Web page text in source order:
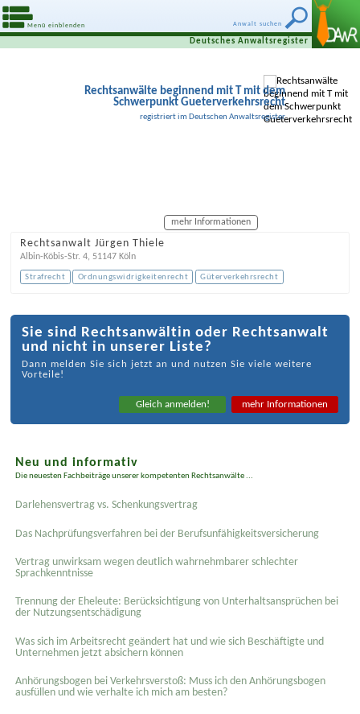
Anwalt suchen
Menü einblenden
Deutsches Anwaltsregister
Rechtsanwälte beginnend mit T mit dem
Schwerpunkt Gueterverkehrsrecht
registriert im Deutschen Anwaltsregister
mehr Informationen
Rechtsanwalt Jürgen Thiele
Albin-Köbis-Str. 4, 51147 Köln
Strafrecht Ordnungswidrigkeitenrecht Güterverkehrsrecht
Sie sind Rechtsanwältin oder Rechtsanwalt
und nicht in unserer Liste?
Dann melden Sie sich jetzt an und nutzen Sie viele weitere
Vorteile!
Gleich anmelden! mehr Informationen
Neu und informativ
Die neuesten Fachbeiträge unserer kompetenten Rechtsanwälte ...
Darlehensvertrag vs. Schenkungsvertrag
Das Nachprüfungsverfahren bei der Berufsunfähigkeitsversicherung
Vertrag unwirksam wegen deutlich wahrnehmbarer schlechter
Sprachkenntnisse
Trennung der Eheleute: Berücksichtigung von Unterhaltsansprüchen bei
der Nutzungsentschädigung
Was sich im Arbeitsrecht geändert hat und wie sich Beschäftigte und
Unternehmen jetzt absichern können
Anhörungsbogen bei Verkehrsverstoß: Muss ich den Anhörungsbogen
ausfüllen und wie verhalte ich mich am besten?